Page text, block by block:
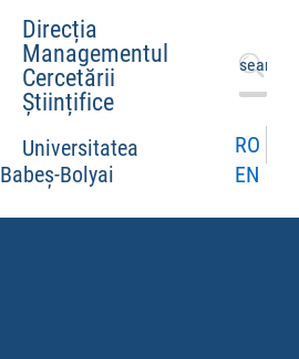
Direcția
Managementul
Cercetării
Științifice
Universitatea
Babeș-Bolyai
Caută
după:
RO
EN